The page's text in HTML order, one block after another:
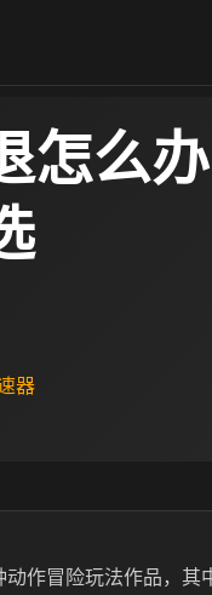
怎么
器
作冒险玩法作品，